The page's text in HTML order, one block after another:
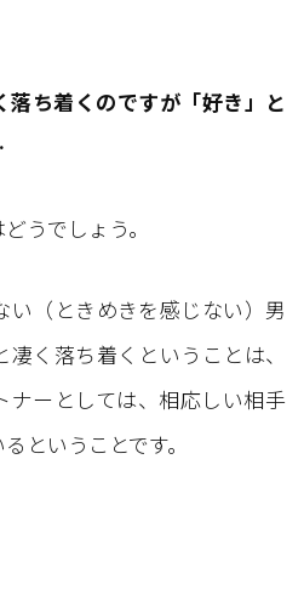
落ち着くのですが「好き」と
うでしょう。
（ときめきを感じない）男
く落ち着くということは、
ナーとしては、相応しい相手
ということです。